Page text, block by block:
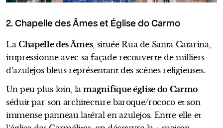
2. Chapelle des Âmes et Église do Carmo
La Chapelle des Âmes, située Rua de Santa Catarina,
impressionne avec sa façade recouverte de milliers
d’azulejos bleus représentant des scènes religieuses.
Un peu plus loin, lamagnifique église do Carmo
séduit par son architecture baroque/rococo et son
immense panneau latéral en azulejos. Entre elle et